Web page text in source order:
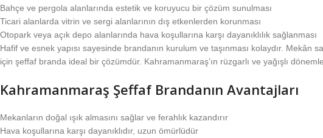
Bahçe ve pergola alanlarında estetik ve koruyucu bir çözüm sunulması
Ticari alanlarda vitrin ve sergi alanlarının dış etkenlerden korunması
Otopark veya açık depo alanlarında hava koşullarına karşı dayanıklılık sağlanması
Hafif ve esnek yapısı sayesinde brandanın kurulum ve taşınması kolaydır.
için şeffaf branda ideal bir çözümdür. Kahramanmaraş’ın rüzgarlı ve yağışlı
Kahramanmaraş Şeffaf Brandanın Avantajları
Mekanların doğal ışık almasını sağlar ve ferahlık kazandırır
Hava koşullarına karşı dayanıklıdır, uzun ömürlüdür